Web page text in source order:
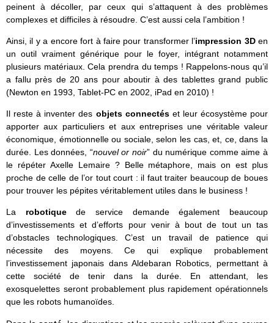
peinent à décoller, par ceux qui s’attaquent à des problèmes
complexes et difficiles à résoudre. C’est aussi cela l’ambition !
Ainsi, il y a encore fort à faire pour transformer l’impression 3Den
un outil vraiment générique pour le foyer, intégrant notamment
plusieurs matériaux. Cela prendra du temps ! Rappelons-nous qu’il
a fallu près de 20 ans pour aboutir à des tablettes grand public
(Newton en 1993, Tablet-PC en 2002, iPad en 2010) !
Il reste à inventer des objets connectéset leur écosystème pour
apporter aux particuliers et aux entreprises une véritable valeur
économique, émotionnelle ou sociale, selon les cas, et, ce, dans la
durée. Les données, “nouvel or noir” du numérique comme aime à
le répéter Axelle Lemaire ? Belle métaphore, mais on est plus
proche de celle de l’or tout court : il faut traiter beaucoup de boues
pour trouver les pépites véritablement utiles dans le business !
La robotiquede service demande également beaucoup
d’investissements et d’efforts pour venir à bout de tout un tas
d’obstacles technologiques. C’est un travail de patience qui
nécessite des moyens. Ce qui explique probablement
l’investissement japonais dans Aldebaran Robotics, permettant à
cette société de tenir dans la durée. En attendant, les
exosquelettes seront probablement plus rapidement opérationnels
que les robots humanoïdes.